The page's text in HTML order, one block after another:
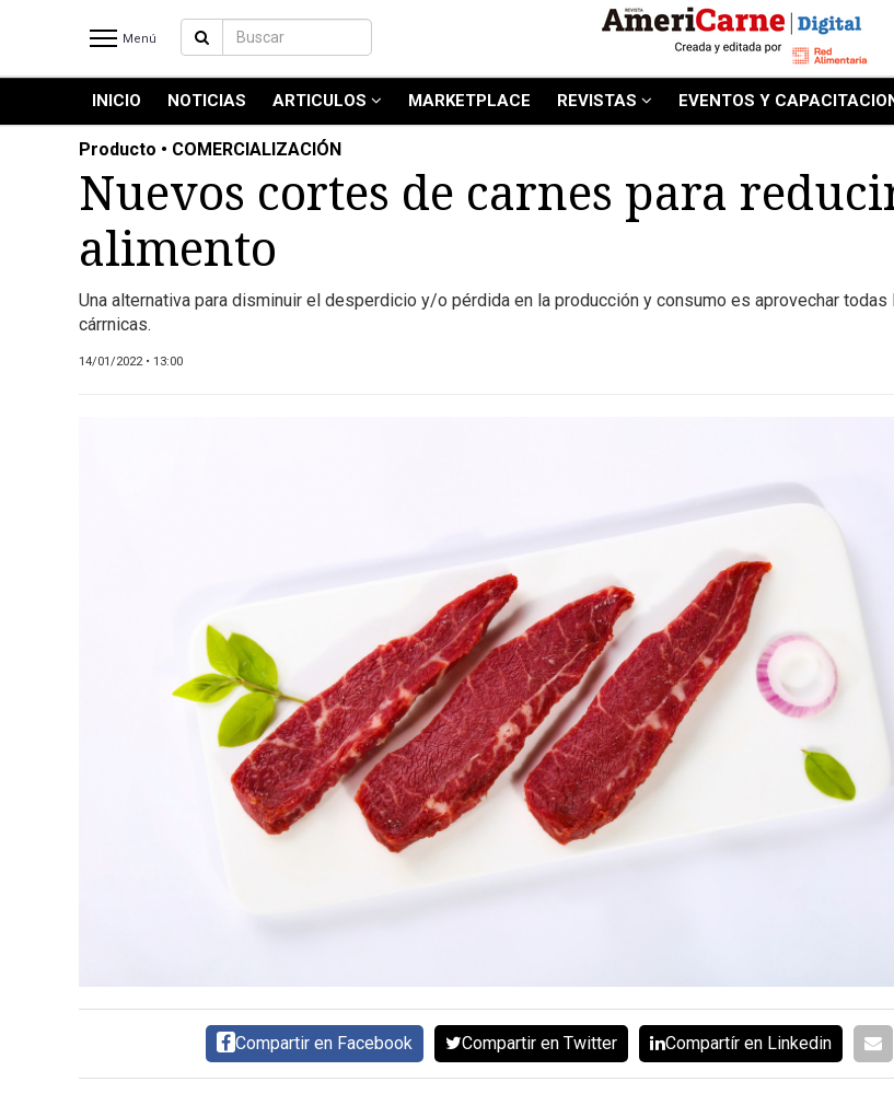
NOTICIAS RECIENTES
NOTICIAS
ARTICULOS
PRODUCCIÓN
PRODUCTO
MARKETPLACE
POLÍTICAS
Menú
INICIO NOTICIAS ARTICULOS MARKETPLACE REVISTAS EVENTOS Y
Producto • COMERCIALIZACIÓN
Nuevos cortes de carnes para
alimento
Una alternativa para disminuir el desperdicio y/o pérdida en la producción y consumo es aprovechar
cárrnicas.
14/01/2022 • 13:00
Compartir en Facebook Compartir en Twitter Compartír en Linkedin